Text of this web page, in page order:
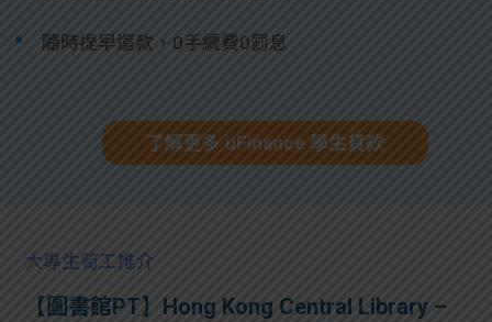
隨時提早還款，0手續費0罰息
了解更多 uFinance 學生貸款
大專生筍工推介
【圖書館PT】Hong Kong Central Library –